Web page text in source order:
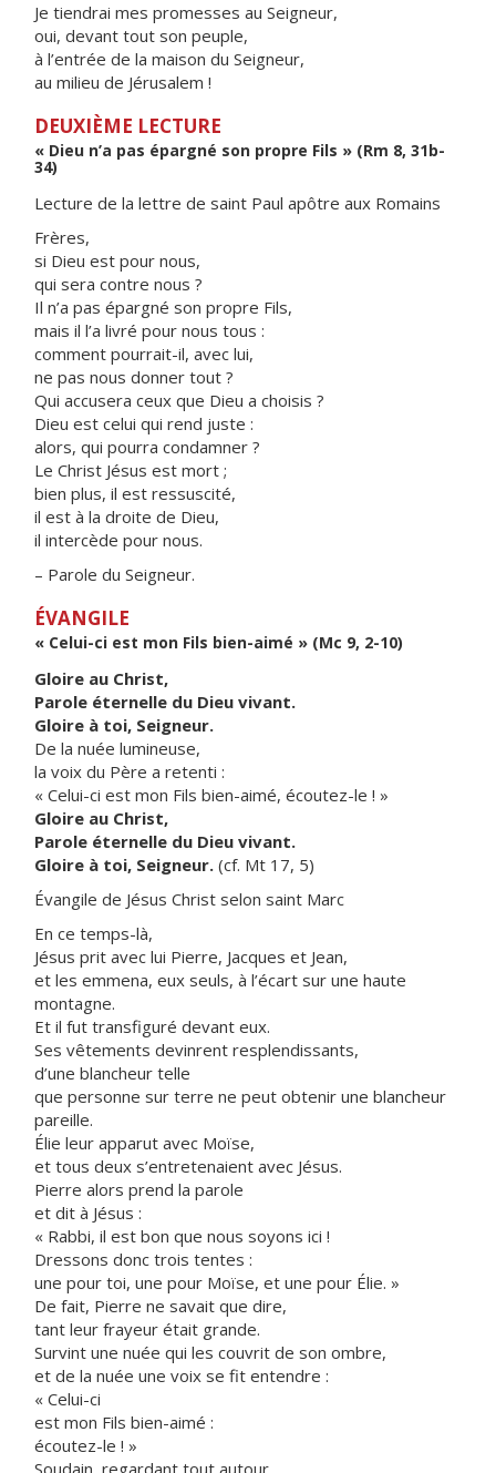
Je tiendrai mes promesses au Seigneur,
oui, devant tout son peuple,
à l’entrée de la maison du Seigneur,
au milieu de Jérusalem !
DEUXIÈME LECTURE
« Dieu n’a pas épargné son propre Fils » (Rm 8, 31b-
34)
Lecture de la lettre de saint Paul apôtre aux Romains
Frères,
si Dieu est pour nous,
qui sera contre nous ?
Il n’a pas épargné son propre Fils,
mais il l’a livré pour nous tous :
comment pourrait-il, avec lui,
ne pas nous donner tout ?
Qui accusera ceux que Dieu a choisis ?
Dieu est celui qui rend juste :
alors, qui pourra condamner ?
Le Christ Jésus est mort ;
bien plus, il est ressuscité,
il est à la droite de Dieu,
il intercède pour nous.
– Parole du Seigneur.
ÉVANGILE
« Celui-ci est mon Fils bien-aimé » (Mc 9, 2-10)
Gloire au Christ,
Parole éternelle du Dieu vivant.
Gloire à toi, Seigneur.
De la nuée lumineuse,
la voix du Père a retenti :
« Celui-ci est mon Fils bien-aimé, écoutez-le ! »
Gloire au Christ,
Parole éternelle du Dieu vivant.
Gloire à toi, Seigneur. (cf. Mt 17, 5)
Évangile de Jésus Christ selon saint Marc
En ce temps-là,
Jésus prit avec lui Pierre, Jacques et Jean,
et les emmena, eux seuls, à l’écart sur une haute
montagne.
Et il fut transfiguré devant eux.
Ses vêtements devinrent resplendissants,
d’une blancheur telle
que personne sur terre ne peut obtenir une blancheur
pareille.
Élie leur apparut avec Moïse,
et tous deux s’entretenaient avec Jésus.
Pierre alors prend la parole
et dit à Jésus :
« Rabbi, il est bon que nous soyons ici !
Dressons donc trois tentes :
une pour toi, une pour Moïse, et une pour Élie. »
De fait, Pierre ne savait que dire,
tant leur frayeur était grande.
Survint une nuée qui les couvrit de son ombre,
et de la nuée une voix se fit entendre :
« Celui-ci
est mon Fils bien-aimé :
écoutez-le ! »
Soudain, regardant tout autour,